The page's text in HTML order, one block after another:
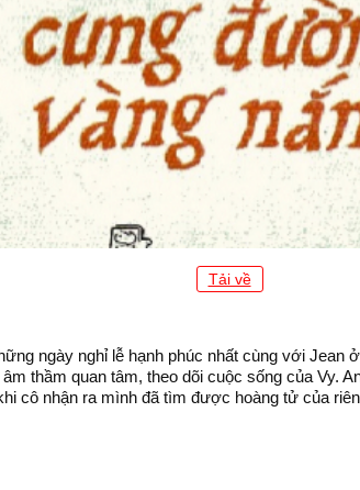
Tải về
ngày nghỉ lễ hạnh phúc nhất cùng với Jean
thầm quan tâm, theo dõi cuộc sống của Vy.
cô nhận ra mình đã tìm được hoàng tử của